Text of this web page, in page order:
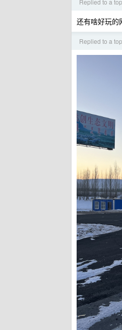
Replied to a
还有啥好玩的
Replied to a